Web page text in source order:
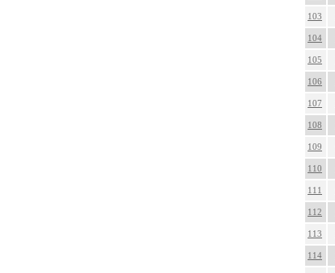
103
104
105
106
107
108
109
110
111
112
113
114